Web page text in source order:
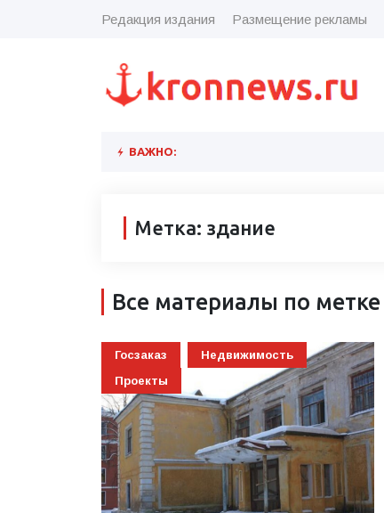
Редакция издания Размещение рекламы
ВАЖНО:
Метка: здание
Все материалы по метке
Госзаказ
Недвижимость
Проекты